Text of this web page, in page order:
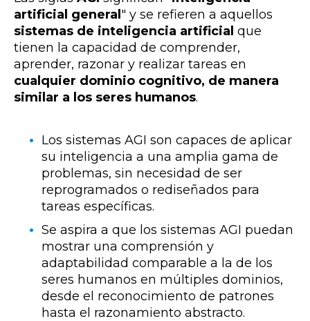
artificial general" y se refieren a aquellos
sistemas de inteligencia artificial que
tienen la capacidad de comprender,
aprender, razonar y realizar tareas en
cualquier dominio cognitivo, de manera
similar a los seres humanos.
Los sistemas AGI son capaces de aplicar
su inteligencia a una amplia gama de
problemas, sin necesidad de ser
reprogramados o rediseñados para
tareas específicas.
Se aspira a que los sistemas AGI puedan
mostrar una comprensión y
adaptabilidad comparable a la de los
seres humanos en múltiples dominios,
desde el reconocimiento de patrones
hasta el razonamiento abstracto.